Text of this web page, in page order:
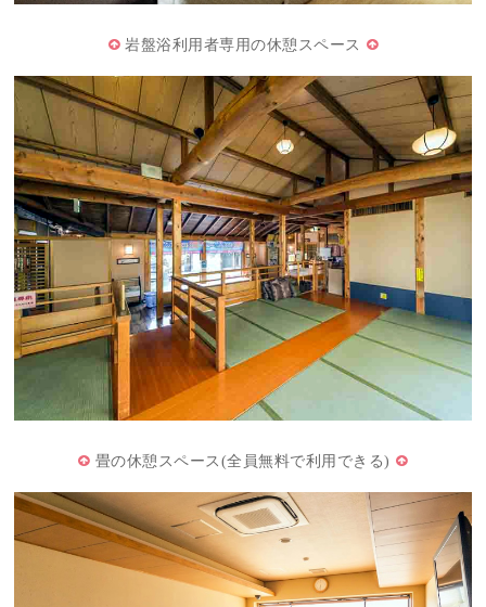
岩盤浴利用者専用の休憩スペース
畳の休憩スペース(全員無料で利用できる)